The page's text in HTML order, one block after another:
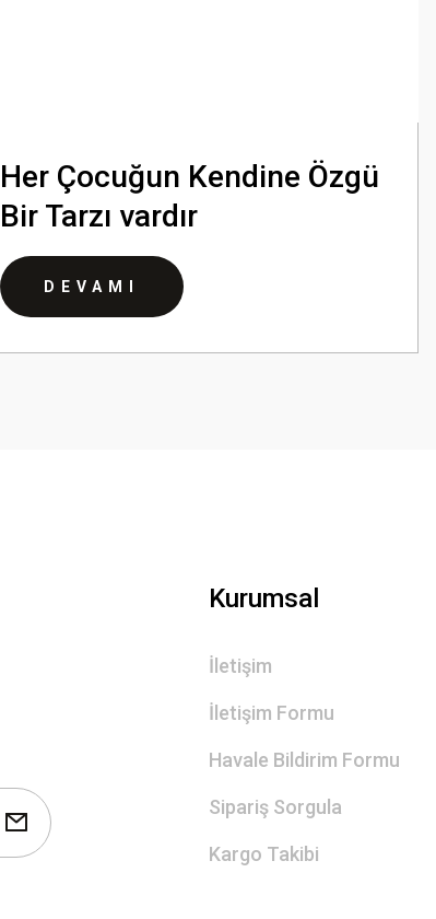
Her Çocuğun Kendine Özgü
Bir Tarzı vardır
DEVAMI
Kurumsal
İletişim
İletişim Formu
Havale Bildirim Formu
Sipariş Sorgula
Kargo Takibi